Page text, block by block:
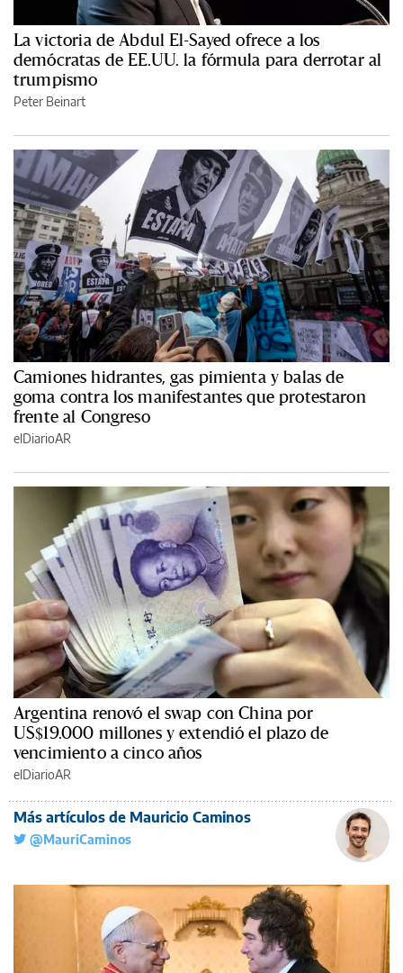
La victoria de Abdul El-Sayed ofrece a los
demócratas de EE.UU. la fórmula para derrotar al
trumpismo
Peter Beinart
Camiones hidrantes, gas pimienta y balas de
goma contra los manifestantes que protestaron
frente al Congreso
elDiarioAR
Argentina renovó el swap con China por
US$19.000 millones y extendió el plazo de
vencimiento a cinco años
elDiarioAR
Más artículos de Mauricio Caminos
@MauriCaminos